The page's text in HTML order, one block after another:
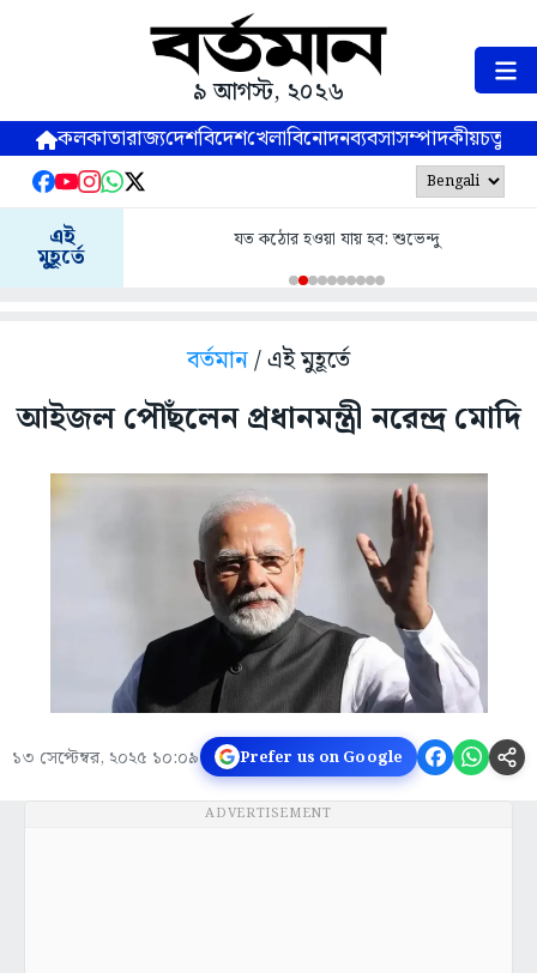
৯ আগস্ট, ২০২৬
কলকাতারাজ্যদেশবিদেশখেলাবিনোদনব্যবসাসম্পাদকীয়
এই
মুহূর্তে
যত কঠোর হওয়া যায় হব: শুভেন্দু
বর্তমান/ এই মুহূর্তে
আইজল পৌঁছলেন প্রধানমন্ত্রী নরেন্দ্র মোদি
১৩ সেপ্টেম্বর, ২০২৫ ১০:০৯ Prefer us on Google
ADVERTISEMENT